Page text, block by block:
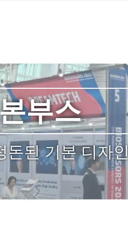
늄부스
돈된 기본 디자인